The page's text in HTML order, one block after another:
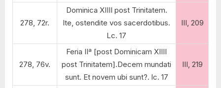
278, 72r.
Dominica XIIII post Trinitatem.
Ite, ostendite vos sacerdotibus.
Lc. 17
III, 209
278, 76v.
Feria IIª [post Dominicam XIIII
post Trinitatem].Decem mundati
sunt. Et novem ubi sunt?. lc. 17
III, 219